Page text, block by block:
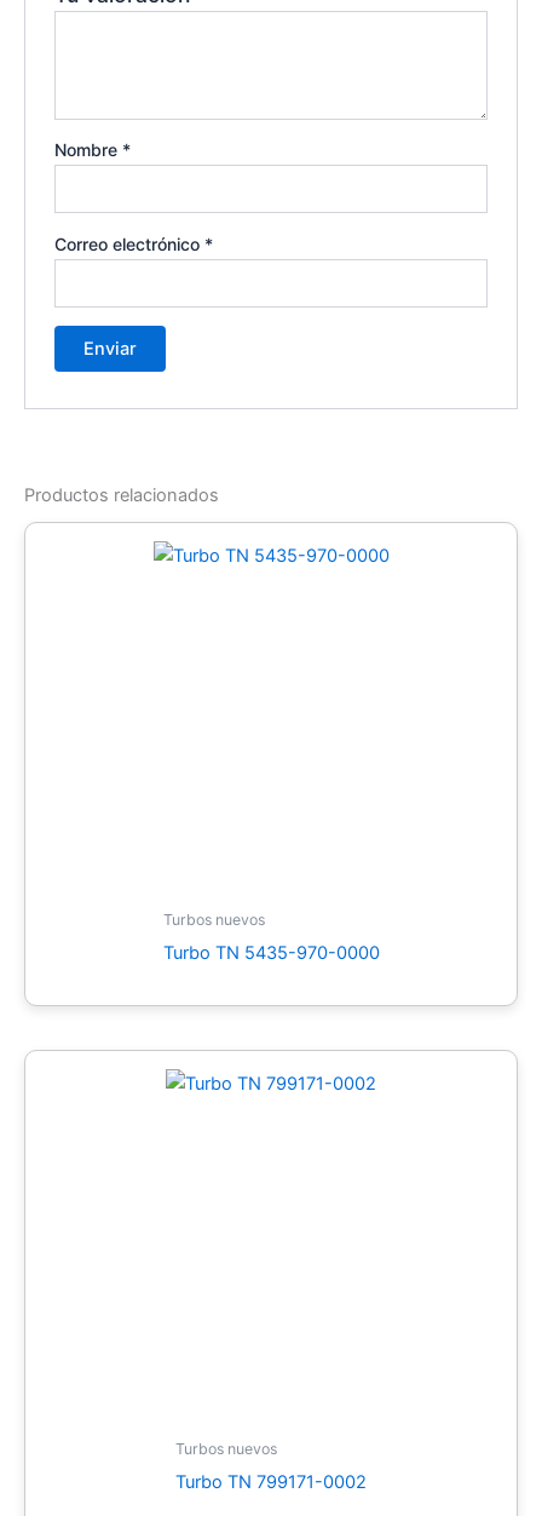
Nombre *
Correo electrónico *
Productos relacionados
Turbos nuevos
Turbo TN 5435-970-0000
Turbos nuevos
Turbo TN 799171-0002